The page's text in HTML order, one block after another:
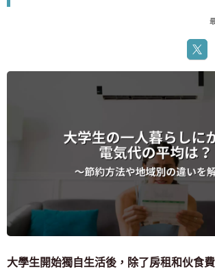
大學生開始獨自生活後，除了房租和伙食